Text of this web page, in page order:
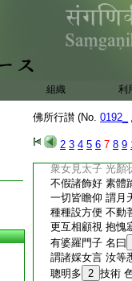
組織 利
佛所行讃 (No. 0192_
2 3 4 5 6 7 8 9
正御疾驅馳 徑往
林流
12
滿清
靈禽雜奇獸 飛走
光耀悦耳目 猶
並生希遇想 競媚
各盡
15
伎姿
或有執手足 或遍
或復對言笑 或現
衆女見太子 光顏
不假諸飾好 素體
一切皆瞻仰 謂月
種種設方便 不動
更互相顧視 抱愧
有婆羅門子 名曰
謂諸婇女言 汝等
聰明多 2 技術